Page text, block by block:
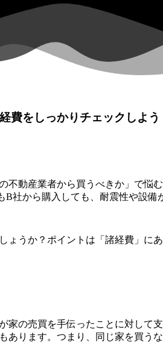
費をしっかりチェックしよう
不動産業者から買うべきか」で悩
社から購入しても、耐震性や設備
ょうか？ポイントは「諸経費」に
家の売買を手伝ったことに対して
あります。つまり、同じ家を買う